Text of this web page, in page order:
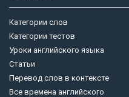
Категории слов
Категории тестов
Уроки английского языка
Статьи
Перевод слов в контексте
Все времена английского